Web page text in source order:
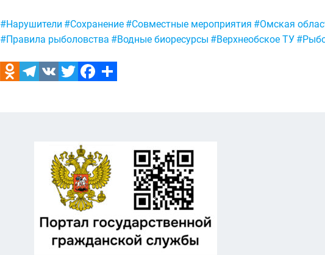
Метки:
#Нарушители #Сохранение #Совместные мероприятия #Омская
#Правила рыболовства #Водные биоресурсы #Верхнеобское ТУ